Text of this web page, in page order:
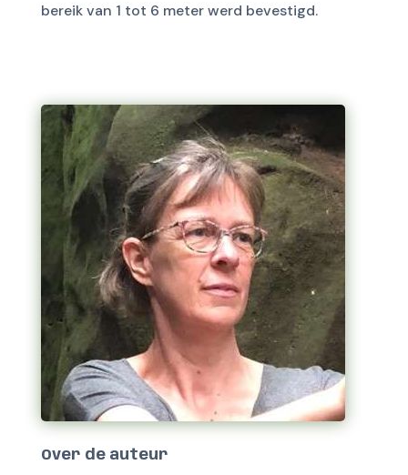
bereik van 1 tot 6 meter werd bevestigd.
Over de auteur